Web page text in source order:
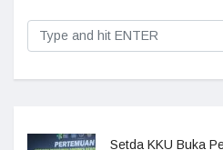
Setda KKU Buka